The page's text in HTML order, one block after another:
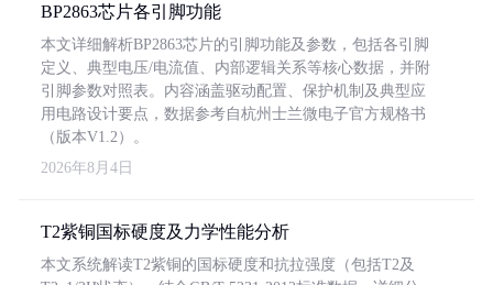
BP2863芯片各引脚功能
本文详细解析BP2863芯片的引脚功能及参数，包括各引脚
定义、典型电压/电流值、内部逻辑关系等核心数据，并附
引脚参数对照表。内容涵盖驱动配置、保护机制及典型应
用电路设计要点，数据参考自杭州士兰微电子官方规格书
（版本V1.2）。
2026年8月4日
T2紫铜国标硬度及力学性能分析
本文系统解读T2紫铜的国标硬度和抗拉强度（包括T2及